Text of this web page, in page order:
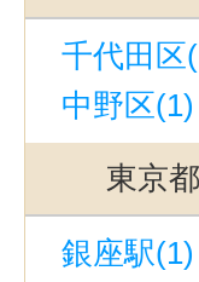
千代田区
中野区(1)
東京
銀座駅(1)